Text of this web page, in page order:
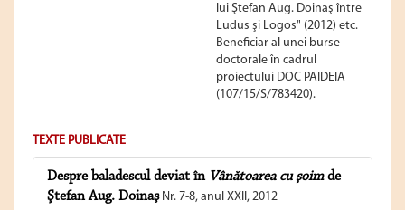
lui Ştefan Aug. Doinaş între
Ludus şi Logos" (2012) etc.
Beneficiar al unei burse
doctorale în cadrul
proiectului DOC PAIDEIA
(107/15/S/783420).
TEXTE PUBLICATE
Despre baladescul deviat în Vânătoarea cu şoimde
Ştefan Aug. DoinaşNr. 7-8, anul XXII, 2012